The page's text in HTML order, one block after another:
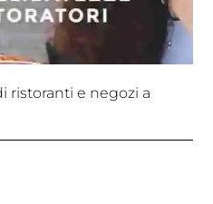
ristoranti e negozi a